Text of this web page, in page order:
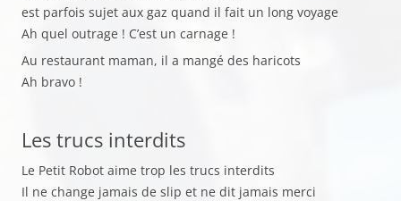
est parfois sujet aux gaz quand il fait un long voyage
Ah quel outrage ! C’est un carnage !
Au restaurant maman, il a mangé des haricots
Ah bravo !
Les trucs interdits
Le Petit Robot aime trop les trucs interdits
Il ne change jamais de slip et ne dit jamais merci